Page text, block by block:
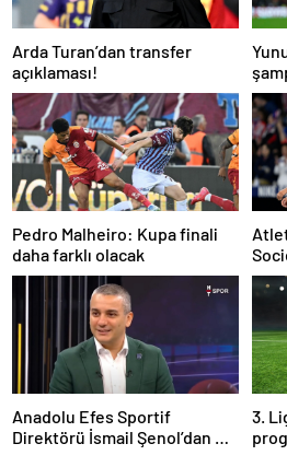
Arda Turan’dan transfer
açıklaması!
Pedro Malheiro: Kupa finali
daha farklı olacak
Anadolu Efes Sportif
Direktörü İsmail Şenol’dan HT
3.